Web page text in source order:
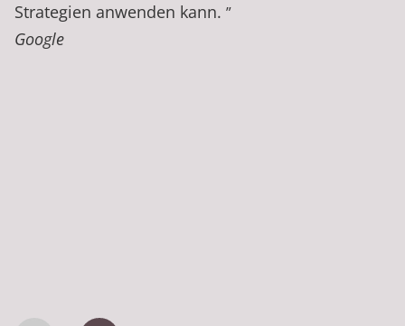
Strategien anwenden kann. ”
Google